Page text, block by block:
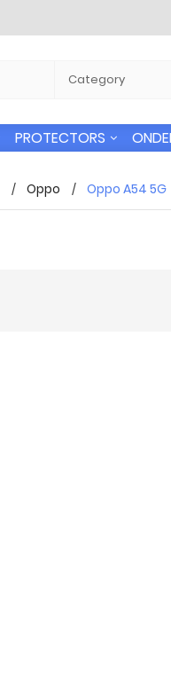
PROTECTORS
Oppo Oppo A54 5G